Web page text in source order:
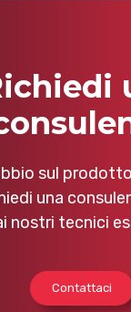
sul
una
nostri tecnici
Contattaci